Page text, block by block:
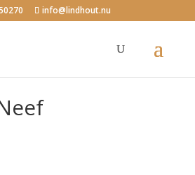
info@lindhout.nu